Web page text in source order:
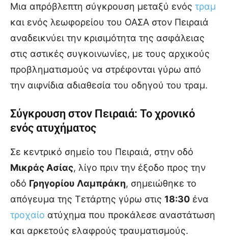
Μια απρόβλεπτη σύγκρουση μεταξύ ενός τραμ
και ενός λεωφορείου του ΟΑΣΑ στον Πειραιά
αναδεικνύει την κρισιμότητα της ασφάλειας
στις αστικές συγκοινωνίες, με τους αρχικούς
προβληματισμούς να στρέφονται γύρω από
την αιφνίδια αδιαθεσία του οδηγού του τραμ.
Σύγκρουση στον Πειραιά: Το χρονικό
ενός ατυχήματος
Σε κεντρικό σημείο του Πειραιά, στην οδό
Μικράς Ασίας, λίγο πριν την έξοδο προς την
οδό Γρηγορίου Λαμπράκη, σημειώθηκε το
απόγευμα της Τετάρτης γύρω στις 18:30 ένα
τροχαίο ατύχημα που προκάλεσε αναστάτωση
και αρκετούς ελαφρούς τραυματισμούς.